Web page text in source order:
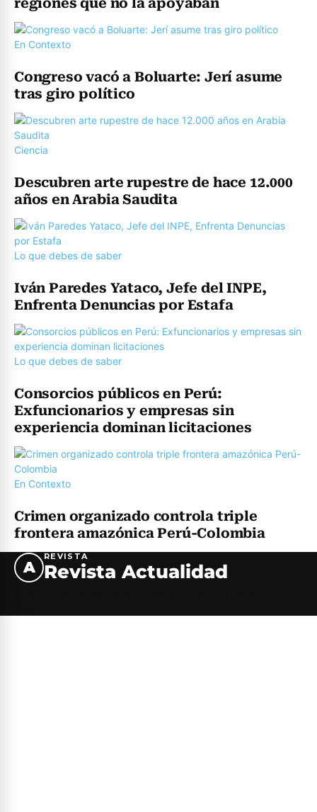
En Contexto
Congreso vacó a Boluarte: Jerí asume
tras giro político
Ciencia
Descubren arte rupestre de hace 12.000
años en Arabia Saudita
Lo que debes de saber
Iván Paredes Yataco, Jefe del INPE,
Enfrenta Denuncias por Estafa
Lo que debes de saber
Consorcios públicos en Perú:
Exfuncionarios y empresas sin
experiencia dominan licitaciones
En Contexto
Crimen organizado controla triple
frontera amazónica Perú-Colombia
A
REVISTA
Revista Actualidad